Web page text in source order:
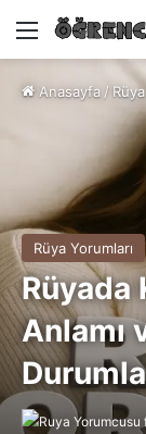
Menü
Anasayfa /
Rüya Yorumları
Rüyada
Anlamı